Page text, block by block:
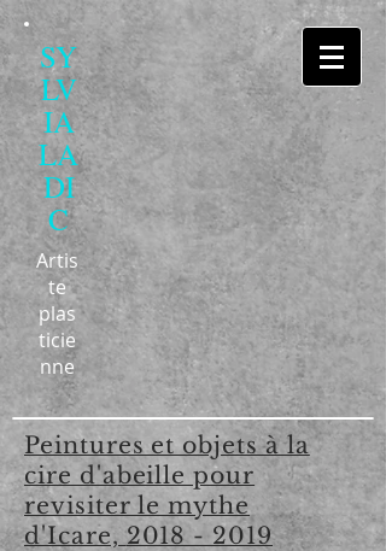
SY
LV
IA
LA
DI
C
Artis
te
plas
ticie
nne
Peintures et objets à la
cire d'abeille pour
revisiter le mythe
d'Icare,2018 - 2019